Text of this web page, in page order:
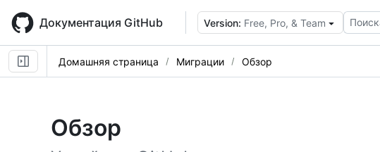
main
content
Документация GitHub Version: Free, Pro, & Team
Домашняя страница Миграции Обзор
Обзор